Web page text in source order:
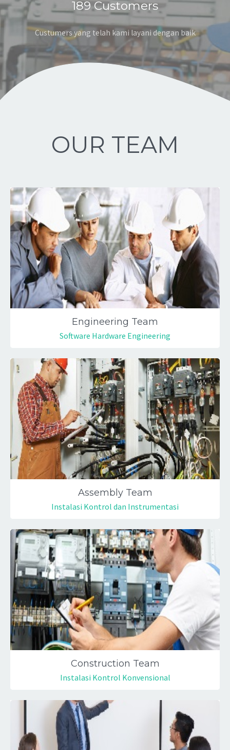
189 Customers
Custumers yang telah kami layani dengan baik
OUR TEAM
Engineering Team
Software Hardware Engineering
Assembly Team
Instalasi Kontrol dan Instrumentasi
Construction Team
Instalasi Kontrol Konvensional